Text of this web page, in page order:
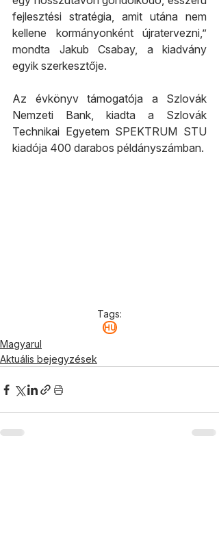
fejlesztési stratégia, amit utána nem
kellene kormányonként újratervezni,”
mondta Jakub Csabay, a kiadvány
egyik szerkesztője.
Az évkönyv támogatója a Szlovák
Nemzeti Bank, kiadta a Szlovák
Technikai Egyetem SPEKTRUM STU
kiadója 400 darabos példányszámban.
Tags:
HU
Magyarul
Aktuális bejegyzések